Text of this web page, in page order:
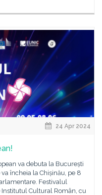
24 Apr 2024
va debuta la București
încheia la Chișinău, pe 8
Festivalul
Cultural Român, cu